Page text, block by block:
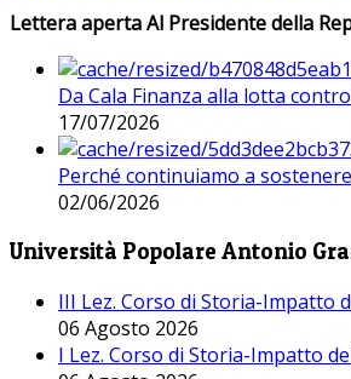
Lettera aperta Al Presidente della
Da Cala Finanza alla lotta
17/07/2026
Perché continuiamo a
02/06/2026
Università Popolare Antonio
III Lez. Corso di Storia-Impatto
06 Agosto 2026
I Lez. Corso di Storia-Impatto